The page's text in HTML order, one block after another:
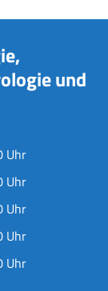
und
Uhr
Uhr
Uhr
Uhr
Uhr